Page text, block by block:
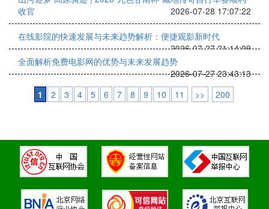
收官
2026-07-28 17:07:22
在线影院的快速发展与未来趋势解析：便捷观影新时代
2026-07-27 21:14:09
全面解析免费电影网的优势与未来发展趋势
2026-07-27 23:43:13
1
2 3 4 5 6 7 8 9 10 11 >> 200